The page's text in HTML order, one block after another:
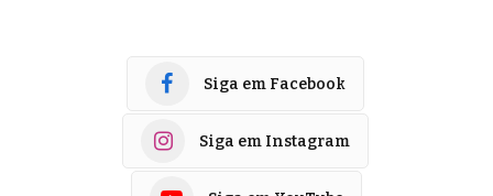
Siga em Facebook
Siga em Instagram